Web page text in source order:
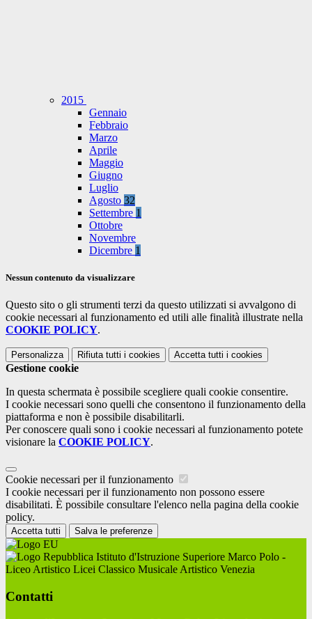
2015
Gennaio
Febbraio
Marzo
Aprile
Maggio
Giugno
Luglio
Agosto 32
Settembre 1
Ottobre
Novembre
Dicembre 1
Nessun contenuto da visualizzare
Questo sito o gli strumenti terzi da questo utilizzati si avvalgono di
cookie necessari al funzionamento ed utili alle finalità illustrate nella
COOKIE POLICY.
Personalizza Rifiuta tutti i cookies Accetta tutti i cookies
Gestione cookie
In questa schermata è possibile scegliere quali cookie consentire.
I cookie necessari sono quelli che consentono il funzionamento della
piattaforma e non è possibile disabilitarli.
Per conoscere quali sono i cookie necessari al funzionamento potete
visionare la COOKIE POLICY.
Cookie necessari per il funzionamento
I cookie necessari per il funzionamento non possono essere
disabilitati. È possibile consultare l'elenco nella pagina della cookie
policy.
Accetta tutti Salva le preferenze
Istituto d'Istruzione Superiore Marco Polo -
Liceo Artistico Licei Classico Musicale Artistico Venezia
Contatti